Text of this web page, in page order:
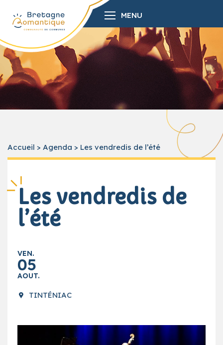
MENU
Accueil > Agenda > Les vendredis de l’été
Les vendredis de
l’été
VEN.
05
AOUT.
TINTÉNIAC